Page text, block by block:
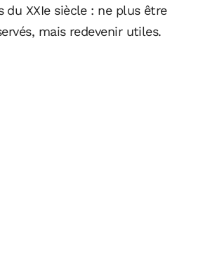
du XXIe siècle : ne plus être
mais redevenir utiles.